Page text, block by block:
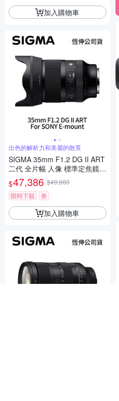
加入購物車
出色的解析力和美麗的散景
SIGMA 35mm F1.2 DG II ART
二代 全片幅 人像 標準定焦鏡頭
For SONY E-mount (公司貨)
$47,386 $49,880
限時下殺
券
加入購物車